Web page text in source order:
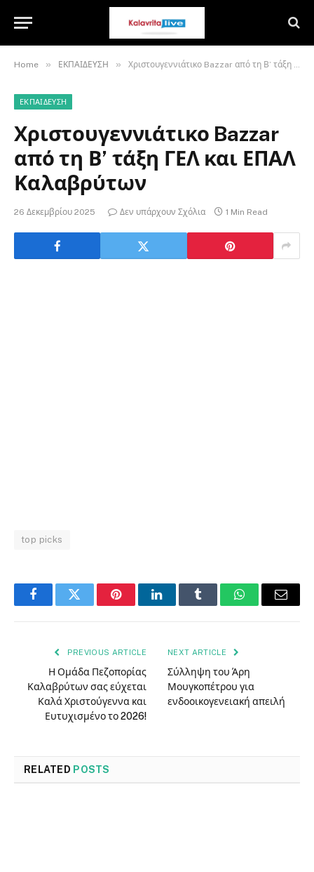
Home » ΕΚΠΑΙΔΕΥΣΗ » Χριστουγεννιάτικο Bazzar από τη Β’ τάξη ΓΕΛ και ΕΠΑΛ Καλαβρύτων
ΕΚΠΑΙΔΕΥΣΗ
Χριστουγεννιάτικο Bazzar
από τη Β’ τάξη ΓΕΛ και ΕΠΑΛ
Καλαβρύτων
26 Δεκεμβρίου 2025 Δεν υπάρχουν Σχόλια 1 Min Read
top picks
FacebookTwitter PinterestLinkedInTumblr WhatsAppEmail
PREVIOUS ARTICLE
Η Ομάδα Πεζοπορίας
Καλαβρύτων σας εύχεται
Καλά Χριστούγεννα και
Ευτυχισμένο το 2026!
NEXT ARTICLE
Σύλληψη του Άρη
Μουγκοπέτρου για
ενδοοικογενειακή απειλή
RELATED POSTS